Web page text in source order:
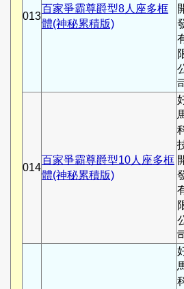
013
百家爭霸尊爵型8人座多框
體(神秘累積版)
014
百家爭霸尊爵型10人座多框
體(神秘累積版)